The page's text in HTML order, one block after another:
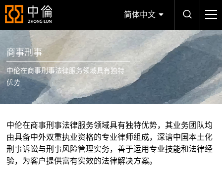
简体中文
商事刑事
中伦在商事刑事法律服务领域具有独特
优势
中伦在商事刑事法律服务领域具有独特优势，其业务团队均
由具备中外双重执业资格的专业律师组成，深谙中国本土化
刑事诉讼与刑事风险管理实务，善于运用专业技能和法律经
验，为客户提供富有实效的法律解决方案。